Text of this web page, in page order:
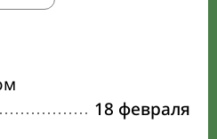
18 февраля